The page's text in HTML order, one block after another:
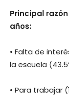
Principal
años:
• Falta de
la escuela
• Para trabajar